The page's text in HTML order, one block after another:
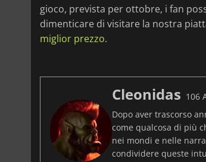
gioco, prevista per ottobre, i fan
dimenticare di visitare la nostra
miglior prezzo.
Cleonidas 106
Dopo aver trascorso
come qualcosa di più
nei mondi e nelle
condividere queste